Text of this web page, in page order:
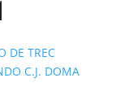
DE TREC
C.J. DOMA